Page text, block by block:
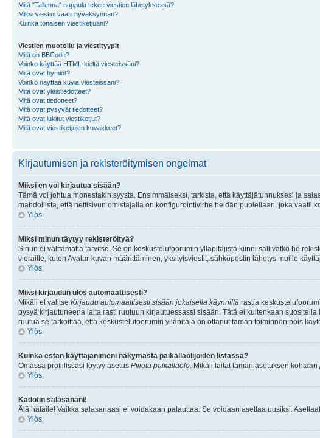
Mitä "Tallenna" nappula tekee viestien lähetyksessä?
Miksi viestini vaatii hyväksynnän?
Kuinka tönäisen viestiketjuani?
Viestien muotoilu ja viestityypit
Mitä on BBCode?
Voinko käyttää HTML-kieltä viesteissäni?
Mitä ovat hymiöt?
Voinko näyttää kuvia viesteissäni?
Mitä ovat yleistiedotteet?
Mitä ovat tiedotteet?
Mitä ovat pysyvät tiedotteet?
Mitä ovat lukitut viestiketjut?
Mitä ovat viestiketjujen kuvakkeet?
Kirjautumisen ja rekisteröitymisen ongelmat
Miksi en voi kirjautua sisään?
Tämä voi johtua monestakin syystä. Ensimmäiseksi, tarkista, että käyttäjätunnuksesi ja
mahdollista, että nettisivun omistajalla on konfigurointivirhe heidän puolellaan, joka vaatii
Ylös
Miksi minun täytyy rekisteröityä?
Sinun ei välttämättä tarvitse. Se on keskustelufoorumin ylläpitäjistä kiinni sallivatko he
vieraille, kuten Avatar-kuvan määrittäminen, yksityisviestit, sähköpostin lähetys muille
Ylös
Miksi kirjaudun ulos automaattisesti?
Mikäli et valitse Kirjaudu automaattisesti sisään jokaisella käynnillä rastia
pysyä kirjautuneena laita rasti ruutuun kirjautuessassi sisään. Tätä ei kuitenkaan
ruutua se tarkoittaa, että keskustelufoorumin ylläpitäjä on ottanut tämän toiminnon pois
Ylös
Kuinka estän käyttäjänimeni näkymästä paikallaolijoiden listassa?
Omassa profiilissasi löytyy asetus Piilota paikallaolo . Mikäli laitat tämän asetuksen kohtaan
Ylös
Kadotin salasanani!
Älä hätäile! Vaikka salasanaasi ei voidakaan palauttaa. Se voidaan asettaa uusiksi.
Ylös